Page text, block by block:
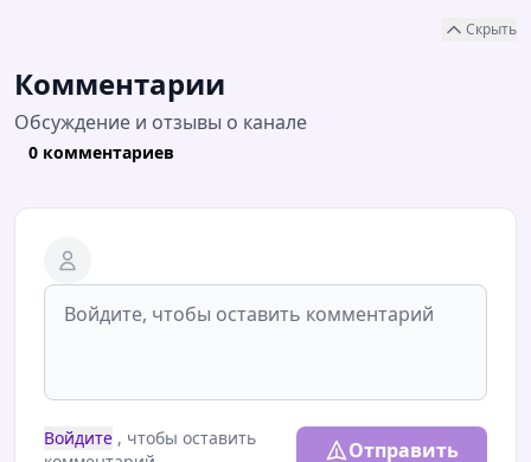
Скрыть
Комментарии
Обсуждение и отзывы о канале
0 комментариев
Войдите , чтобы оставить
Отправить